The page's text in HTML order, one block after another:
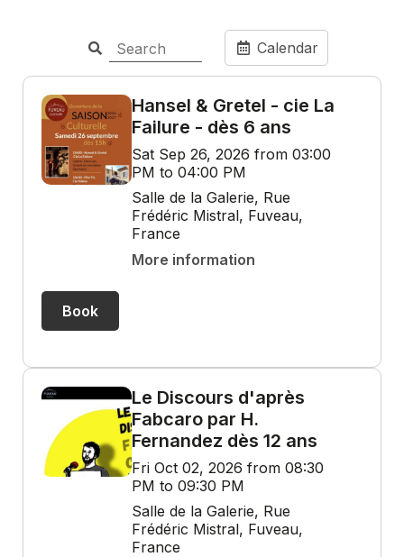
Calendar
Hansel & Gretel - cie La
Failure - dès 6 ans
Sat Sep 26, 2026 from 03:00
PM to 04:00 PM
Salle de la Galerie, Rue
Frédéric Mistral, Fuveau,
France
More information
Book
Le Discours d'après
Fabcaro par H.
Fernandez dès 12 ans
Fri Oct 02, 2026 from 08:30
PM to 09:30 PM
Salle de la Galerie, Rue
Frédéric Mistral, Fuveau,
France